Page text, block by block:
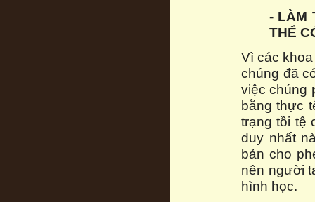
- LÀM
THỂ
Vì các
chúng đã
việc chúng
bằng thực
trạng tồi tệ
duy nhất
bản cho
nên người
hình học.